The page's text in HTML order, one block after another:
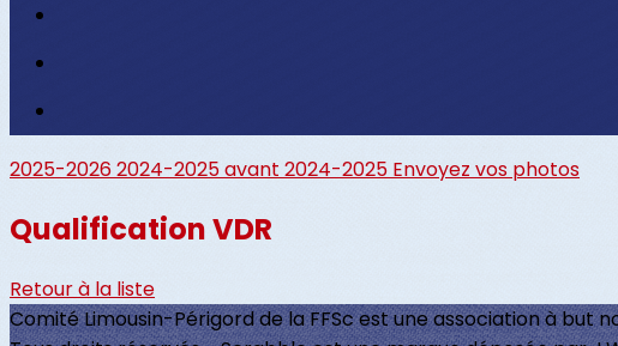
2025-20262024-2025avant 2024-2025 Envoyez vos photos
Qualification VDR
Retour à la liste
Comité Limousin-Périgord de la FFSc est une association à but